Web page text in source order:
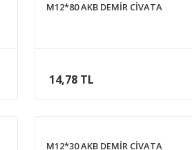
M12*80 AKB DEMİR CİVATA
14,78 TL
M12*30 AKB DEMİR CİVATA